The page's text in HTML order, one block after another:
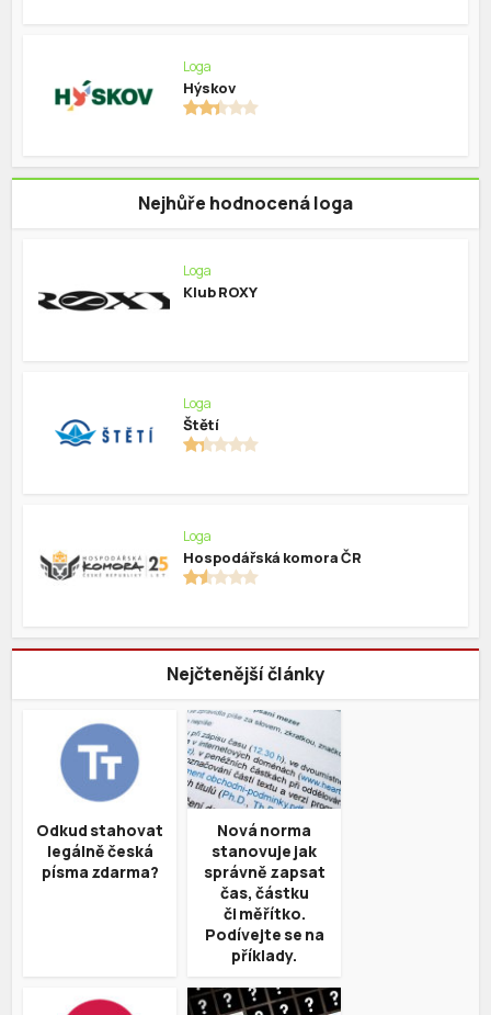
Loga
Hýskov
Nejhůře hodnocená loga
Loga
Klub ROXY
Loga
Štětí
Loga
Hospodářská komora ČR
Nejčtenější články
Odkud stahovat
legálně česká
písma zdarma?
Nová norma
stanovuje jak
správně zapsat
čas, částku
či měřítko.
Podívejte se na
příklady.